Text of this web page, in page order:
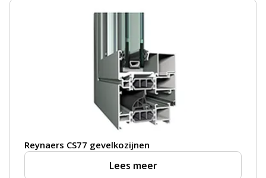
Reynaers CS77 gevelkozijnen
Lees meer